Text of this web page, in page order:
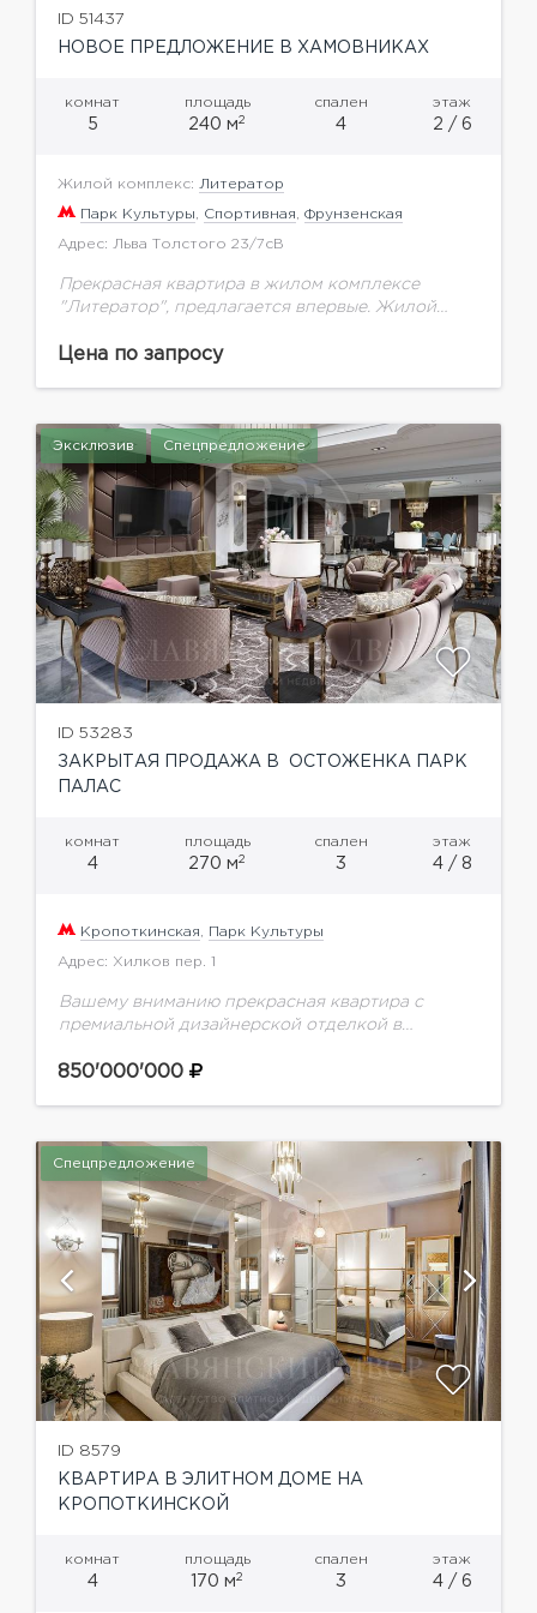
ID 51437
НОВОЕ ПРЕДЛОЖЕНИЕ В ХАМОВНИКАХ
комнат
5
площадь
240 м2
спален
4
этаж
2 / 6
Жилой комплекс: Литератор
Парк Культуры Спортивная Фрунзенская
Адрес: Льва Толстого 23/7сB
Прекрасная квартира в жилом комплексе
"Литератор", предлагается впервые. Жилой
паркингом, просторный двор для прогулок,
Цена по запросу
Эксклюзив Спецпредложение
ID 53283
ЗАКРЫТАЯ ПРОДАЖА В ОСТОЖЕНКА ПАРК
ПАЛАС
комнат
4
площадь
270 м2
спален
3
этаж
4 / 8
Кропоткинская Парк Культуры
Адрес: Хилков пер. 1
Вашему вниманию прекрасная квартира с
премиальной дизайнерской отделкой в
850'000'000
Спецпредложение
ID 8579
КВАРТИРА В ЭЛИТНОМ ДОМЕ НА
КРОПОТКИНСКОЙ
комнат
4
площадь
170 м2
спален
3
этаж
4 / 6